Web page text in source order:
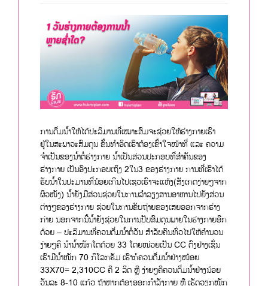
ການດື່ມນ້ຳໃຫ້ໄດ້ປະລິມານທີ່ເໝາະສົມຈະຊ່ວຍໃຫ້ຮ່າງກາຍເຮົາ
ຢູ່ໃນສະພາວະສົມດຸນ ຂັ້ນທຳອິດເຮົາຕ້ອງເຂົ້າໃຈໜ້າທີ່ ແລະ ຄວາມ
ຈຳເປັນຂອງນ້ຳຕໍ່ຮ່າງກາຍ ນ້ຳເປັນສ່ວນປະກອບທີ່ສຳຄັນຂອງ
ຮ່າງກາຍ ເປັນອົງປະກອບເຖິງ 2ໃນ3 ຂອງຮ່າງກາຍ ການທີ່ເຮົາໄດ້
ຮັບນ້ຳໃນປະມານທີ່ນ້ອຍເກີນໄປເຊວເຮົາຈະແຫ້ງ(ສັງເກດງ່າຍໆຈາກ
ຜິວໜັງ) ນ້ຳຍັງມີສ່ວນຊ່ວຍໃນການລຳລຽງສານອາຫານໄປຍັງສ່ວນ
ຕ່າງໆຂອງຮ່າງກາຍ ຊ່ວຍໃນການຂັບຖ່າຍຂອງເສຍອອກຈາກຮ່າງ
ກ່າຍ ນອກຈາກນີ້ນ້ຳຍັງຊ່ວຍໃນການປັບສົມດຸນພາຍໃນຮ່າງກາຍອີກ
ດ້ວຍ – ປະລິມານທີ່ຄວນດື່ມນ້ຳຕໍ່ວັນ ສຳລັບຄົນທົ່ວໄປໃຫ້ຄຳນວນ
ງ່າຍໆຄື ນຳນ້ຳໜັກໂຕດ້ວຍ 33 ໂດຍໜ່ວຍເປັນ CC ຕົງຢ່າງເຊັ່ນ
ເຮົາມີນ້ຳໜັກ 70 ກິໂລກຣັມ ເຮົາກໍຄວນດື່ມນ້ຳຢ່າງໜ້ອຍ
33X70= 2,310CC ຄື 2 ລິດ ຫຼື ງ່າຍໆຄືຄວນດື່ມນ້ຳຢ່າງນ້ອຍ
ວັນລະ 8-10 ແກ້ວ ຖ້າຫາກຕ້ອງອອກກໍາລັງກາຍ ຫຼື ເຮັດວຽກໜັກ